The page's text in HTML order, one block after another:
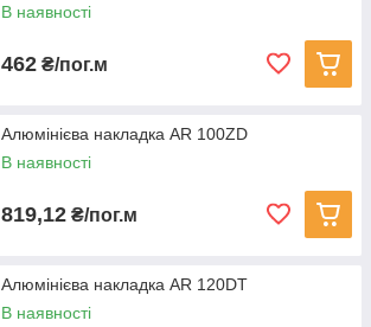
В наявності
462 ₴/пог.м
Алюмінієва накладка AR 100ZD
В наявності
819,12 ₴/пог.м
Алюмінієва накладка AR 120DT
В наявності